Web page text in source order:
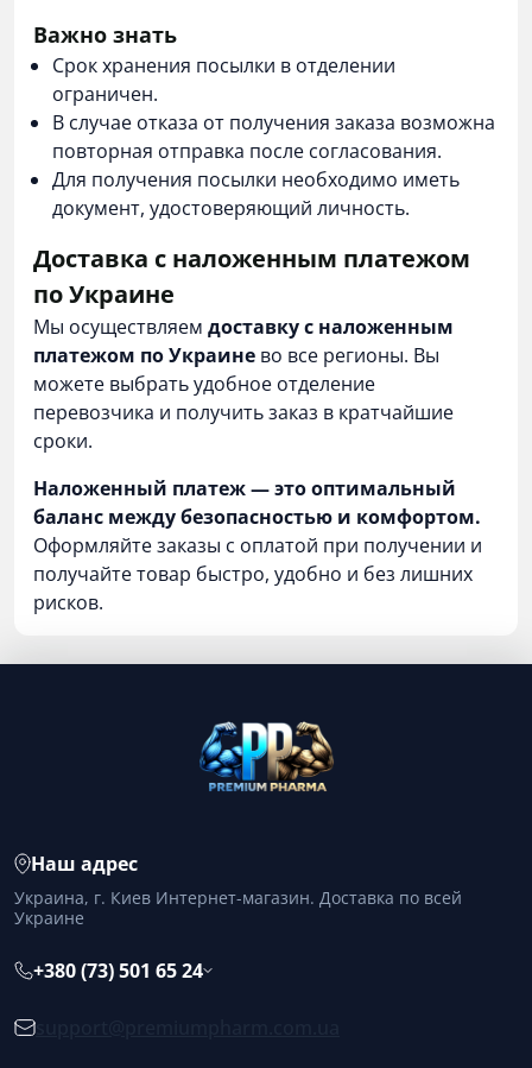
Важно знать
Срок хранения посылки в отделении
ограничен.
В случае отказа от получения заказа возможна
повторная отправка после согласования.
Для получения посылки необходимо иметь
документ, удостоверяющий личность.
Доставка с наложенным платежом
по Украине
Мы осуществляем доставку с наложенным
платежом по Украине во все регионы. Вы
можете выбрать удобное отделение
перевозчика и получить заказ в кратчайшие
сроки.
Наложенный платеж — это оптимальный
баланс между безопасностью и комфортом.
Оформляйте заказы с оплатой при получении и
получайте товар быстро, удобно и без лишних
рисков.
Наш адрес
Украина, г. Киев Интернет-магазин. Доставка по всей
Украине
+380 (73) 501 65 24